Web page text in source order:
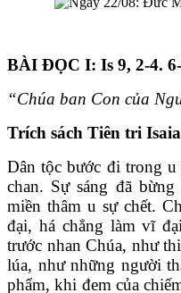
BÀI ĐỌC I: Is 9, 2-4.
“Chúa ban Con của
Trích sách Tiên tri
Dân tộc bước đi trong u
chan. Sự sáng đã
miền thâm u sự chết.
đại, há chẳng làm vĩ
trước nhan Chúa, như
lúa, như những người
phẩm, khi đem của